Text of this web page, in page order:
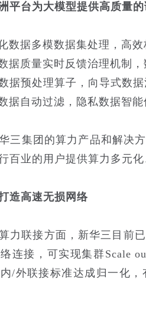
平台为大模型提供高质量
数据多模数据集处理，高效
据质量实时反馈治理机制
据预处理算子，向导式数
据自动过滤，隐私数据智能
三集团的算力产品和解决
百业的用户提供算力多元
造高速无损网络
力联接方面，新华三目前
连接，可实现集群Scale
/外联接标准达成归一化